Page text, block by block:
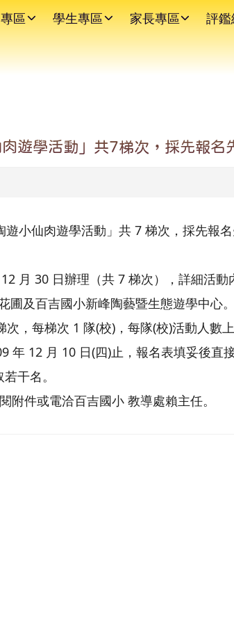
區 學生專區 家長專區 評
遊學活動」共7梯次，採先報名
小仙肉遊學活動」共 7 梯次，採先報名
月 30 日辦理（共 7 梯次），詳細活動
及百吉國小新峰陶藝暨生態遊學中心。
，每梯次 1 隊(校)，每隊(校)活動人數上
年 12 月 10 日(四)止，報名表填妥後直
干名。
件或電洽百吉國小 教導處賴主任。